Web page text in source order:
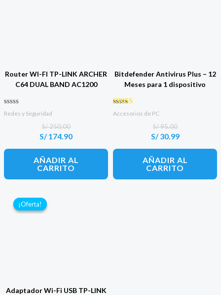
Router WI-FI TP-LINK ARCHER
C64 DUAL BAND AC1200
Valorado con
Redes y Seguridad
S/250.00
El
original
era:
S/ 250.00.
S/174.90
El
actual
es:
S/ 174.90.
AÑADIR AL
CARRITO
Bitdefender Antivirus Plus – 12
Meses para 1 dispositivo
Valorado con
Accesorios de PC
S/95.00
El
original
era:
S/ 95.00.
S/30.99
El
actual
es:
S/ 30.99.
AÑADIR AL
CARRITO
¡Oferta!
¡Oferta!
Adaptador Wi-Fi USB TP-LINK